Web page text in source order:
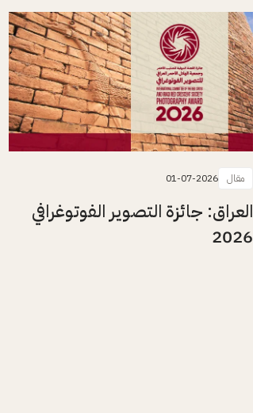
مقال 01-07-2026
العراق: جائزة التصوير الفوتوغرافي
2026